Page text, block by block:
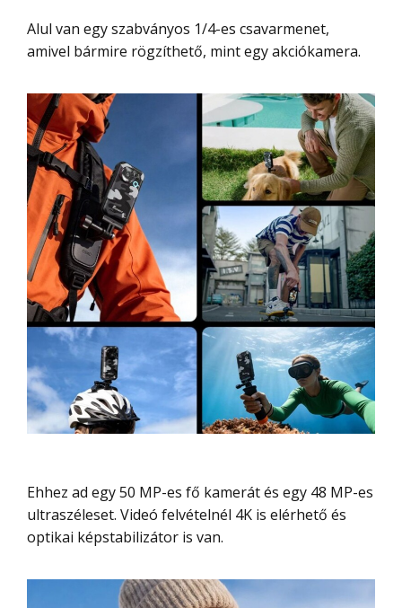
Alul van egy szabványos 1/4-es csavarmenet,
amivel bármire rögzíthető, mint egy akciókamera.
Ehhez ad egy 50 MP-es fő kamerát és egy 48 MP-es
ultraszéleset. Videó felvételnél 4K is elérhető és
optikai képstabilizátor is van.